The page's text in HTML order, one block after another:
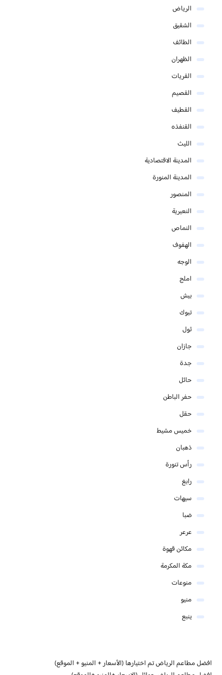
الرياض
الشقيق
الطائف
الظهران
القريات
القصيم
القطيف
القنفذه
الليث
المدينة الاقتصادية
المدينة المنورة
المنصور
النعيرية
النماص
الهفوف
الوجه
املج
بيش
تبوك
ثول
جازان
جدة
حائل
حفر الباطن
حقل
خميس مشيط
ذهبان
رأس تنورة
رابغ
سيهات
ضبا
عرعر
مكائن قهوة
مكة المكرمة
منوعات
منيو
ينبع
افضل مطاعم الرياض تم اختيارها (الأسعار + المنيو + الموقع)